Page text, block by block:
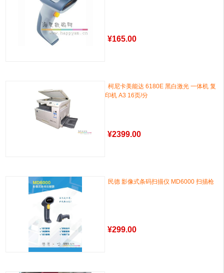
¥165.00
柯尼卡美能达 6180E 黑白激光 一体机 复
印机 A3 16页/分
¥2399.00
民德 影像式条码扫描仪 MD6000 扫描枪
¥299.00